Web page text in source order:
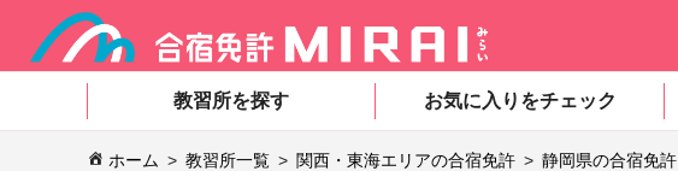
教習所を探す お気に入りをチェック
ホーム 教習所一覧 関西・東海エリアの合宿免許 静岡県の合宿免許